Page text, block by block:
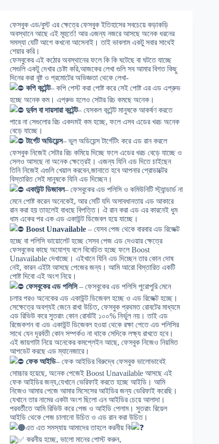
ফেসবুক এড/বুস্ট এর ক্ষেত্রে ফেসবুক ইতিহাসের সবচেয়ে কড়াকড়ি
অবস্থানে আছে এই মূহুর্তে! আর এজন্য নজরে আসছে অনেক ধরনের
সমস্যা যেটি আগে কখনো আসেনাই। তাই ভাবলাম একটু সবার সাথেই
শেয়ার করি।
ফেসবুকের এই কঠোর অবস্থানের ফলে কি কি ঘটেছে বা ঘটতে যাচ্ছে
সেগুলি একটু দেখার চেষ্টা করি,আজকের লেখা গুলি সব আমার বিগত কিছু
দিনের করা বূষ্ট ও প্রমোটের অভিজ্ঞতা থেকে লেখা-
কপি কন্টেন্ট– কপি পেস্ট করা পোষ্ট করে সেই পোষ্ট এর এড এপ্রুভ
হচ্ছে অনেক কম। এপ্রুভ হলেও সেটার রিচ কমছে অনেক।
দুর্বল বা দায়সারা কন্টেন্ট– যেসকল কন্টেন্ট মানুষকে আকর্ষণ করতে
পারে না সেগুলোর রিচ একদমই কম হচ্ছে, ফলে এসব এডের খরচ অনেক
বেড়ে যাচ্ছে।
টার্গেট অডিয়েন্স– ভুল অডিয়েন্স টার্গেটিং করে এড রান করলে
ফেসবুক নিজেই সেটার রিচ কমিয়ে দিচ্ছে ফলে এডের খরচ বেড়ে যাচ্ছে ও
সেলও আসছে না অনেক ক্ষেত্রেই। এজন্য যিনি এড দিতে চাইছেন
তিনি নিজেই এগুলি খেয়াল করবেন,জানাতে হবে আপনার প্রোডাক্টের
বিস্তারিত সেই মানুষকে যিনি এড দিচ্ছেন।
একাউন্ট ডিজাবল– ফেসবুকের এড পলিসি ও কমিউনিটি স্ট্যান্ডার্ড না
মেনে পোষ্ট করেন অনেকেই, আর সেটি যদি অসাবধানতায় এড আকারে
রান করা হয় তাহলেই বাধছে বিপত্তি। ঐ রান করা এড এর কারনেই ধুম
ধাম একের পর এক এড একাউন্ট ডিজেবল হয়ে যাচ্ছে।
Boost Unavailable – যেসব পেজ থেকে বারবার এড রিজেক্ট
হচ্ছে বা পলিসি ভায়োলেট হচ্ছে সেসব পেজ এড দেওয়ার ক্ষেত্রে
ফেসবুকের কাছে অযোগ্য বলে বিবেচিত হচ্ছে ফলে Boost
Unavailable দেখাচ্ছে। এইখানে যিনি এড দিচ্ছেন তার কোন দোষ
নেই, কারন এইটা আসছে পেজের জন্য। আমি আরো বিস্তারিত একটি
পোষ্ট দিবো এই অংশ নিয়ে।
ফেসবুকের এড পলিসি– ফেসবুকের এড পলিসি পুরোপুরি মেনে
চলার পরও অনেকের এড একাউন্ট ডিজেবল হচ্ছে ও এড রিজেক্ট হচ্ছে।
সেক্ষেত্রে অবশ্যই জেনে রাখা উচিত, ফেসবুক প্রথমত রোবটের মাধ্যমে
এড রিভিউ করে সুতরাং কোন রোবটই ১০০% নির্ভুল নয়। তাই এড
রিজেকশন বা এড একাউন্ট ডিজেবল হওয়া থেকে রক্ষা পেতে এড পলিসির
সাথে যেন দূরর্বতী কোন সম্পর্কও না থাকে সেদিকে লক্ষ্য রাখতে হবে।
এই জায়গাটা নিয়ে অনেকের কমপ্লেইন আছে, ফেসবুক নিজেও নিয়মিত
আপডেট করছে এড ম্যানেজারে।
ফেক আইডি– ফেক আইডির বিরুদ্ধে ফেসবুক ভালোভাবেই
সোচ্চার হয়েছে, অনেক পেজেই Boost Unavailable আসছে এই
ফেক আইডির জন্য,যেখানে ভেরিফাই করতে হচ্ছে আইডি। আমি
নিজেও আমার পেজে আমার মিসেসের আইডির জন্য ভেরিফাই করেছি।
যেখানে তার নামের একটা অংশ ছিলো এন আইডির চেয়ে আলাদা।
পরবর্তীতে আমি রিভিউ করে পেজ ও আইডি পেলাম। সুতরাং রিয়েল
আইডি থেকে পেজ চালানো উচিত ও এড রান করা উচিত।
এত এত সমস্যায় আমাদের তাহলে করনীয় কি
করনীয় হচ্ছে, ভালো মানের পোস্ট করুন,